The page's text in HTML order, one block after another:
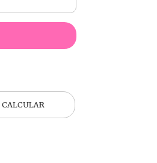
CALCULAR